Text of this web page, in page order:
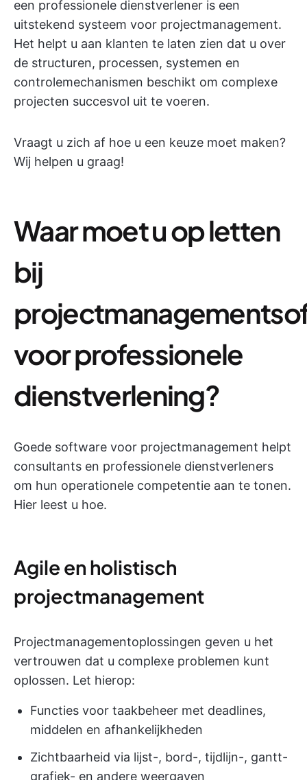
een professionele dienstverlener is een
uitstekend systeem voor projectmanagement.
Het helpt u aan klanten te laten zien dat u over
de structuren, processen, systemen en
controlemechanismen beschikt om complexe
projecten succesvol uit te voeren.
Vraagt u zich af hoe u een keuze moet maken?
Wij helpen u graag!
Waar moet u op letten
bij
voor professionele
dienstverlening?
Goede software voor projectmanagement helpt
consultants en professionele dienstverleners
om hun operationele competentie aan te tonen.
Hier leest u hoe.
Agile en holistisch
projectmanagement
Projectmanagementoplossingen geven u het
vertrouwen dat u complexe problemen kunt
oplossen. Let hierop:
Functies voor taakbeheer met deadlines,
middelen en afhankelijkheden
Zichtbaarheid via lijst-, bord-, tijdlijn-, gantt-
grafiek- en andere weergaven